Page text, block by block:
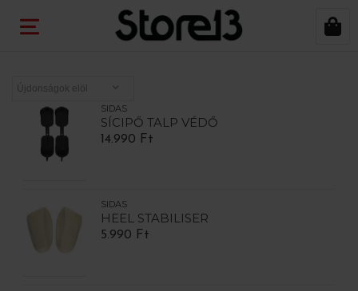
SIDAS
SÍCIPŐ TALP VÉDŐ
14.990 Ft
SIDAS
HEEL STABILISER
5.990 Ft